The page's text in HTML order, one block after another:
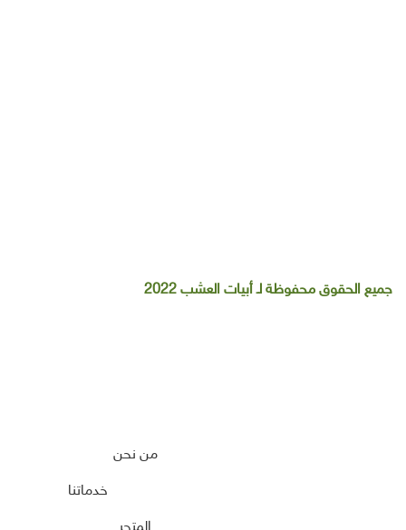
جميع الحقوق محفوظة لـ أبيات العشب 2022
من نحن
خدماتنا